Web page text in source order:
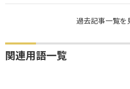
過去記事一覧を
関連用語一覧